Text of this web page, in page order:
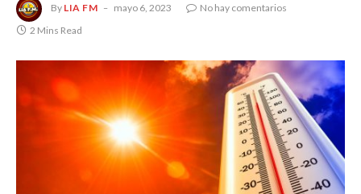
By LIA FM mayo 6, 2023
No hay comentarios
2 Mins Read